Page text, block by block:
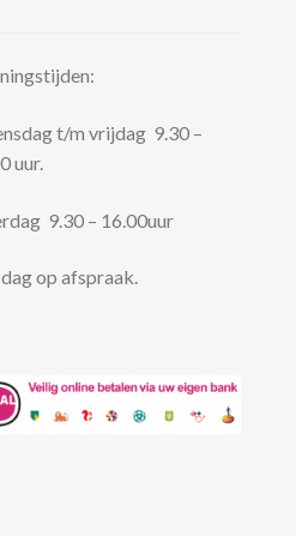
t/m vrijdag 9.30 –
uur.
9.30 – 16.00uur
op afspraak.